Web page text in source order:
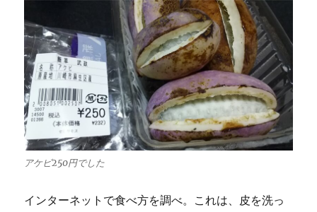
アケビ250円でした
インターネットで食べ方を調べ。これは、皮を洗っ